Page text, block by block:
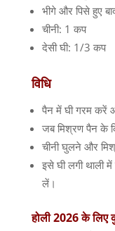
भीगे और पिसे हुए
चीनी: 1 कप
देसी घी: 1/3 कप
विधि
पैन में घी गरम करें
जब मिश्रण पैन के
चीनी घुलने और
इसे घी लगी थाली
लें।
होली 2026 के